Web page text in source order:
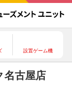
設置ゲーム機
古屋店